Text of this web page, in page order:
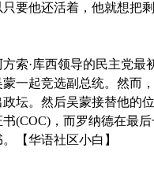
只要他还活着，他就想把
索·库西领导的民主党最
一起竞选副总统。然而
坛。然后吴蒙接替他的
(COC)，而罗纳德在最
【华语社区小白】